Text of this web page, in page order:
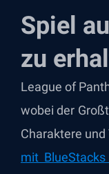
Spiel
zu
League of
wobei der
Charaktere
mit